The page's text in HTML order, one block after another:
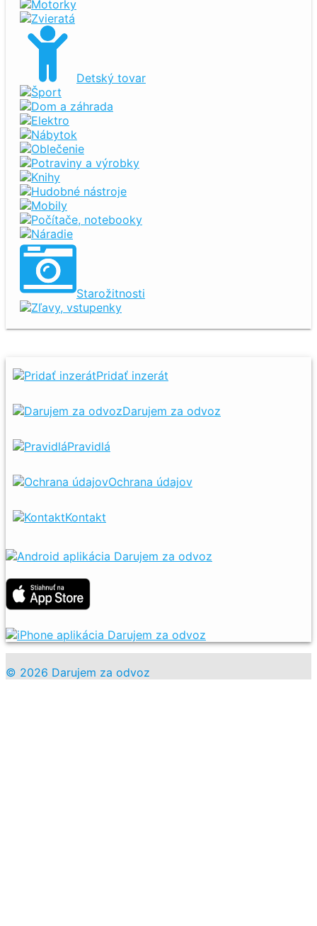
Motorky
Zvieratá
Detský tovar
Šport
Dom a záhrada
Elektro
Nábytok
Oblečenie
Potraviny a výrobky
Knihy
Hudobné nástroje
Mobily
Počítače, notebooky
Náradie
Starožitnosti
Zľavy, vstupenky
Pridať inzerát
Darujem za odvoz
Pravidlá
Ochrana údajov
Kontakt
© 2026 Darujem za odvoz